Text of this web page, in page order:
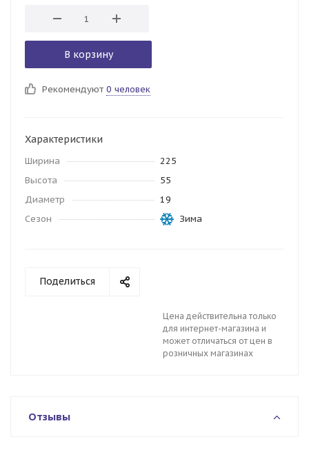
В корзину
Рекомендуют 0 человек
Характеристики
Ширина
225
Высота
55
Диаметр
19
Сезон
Зима
Поделиться
Цена действительна только
для интернет-магазина и
может отличаться от цен в
розничных магазинах
Отзывы